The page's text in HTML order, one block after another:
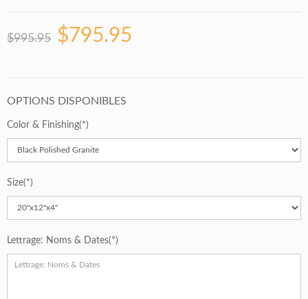
$995.95 $795.95
OPTIONS DISPONIBLES
Color & Finishing
Size
Lettrage: Noms & Dates